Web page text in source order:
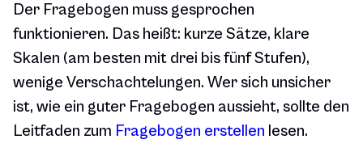
Der Fragebogen muss gesprochen
funktionieren. Das heißt: kurze Sätze, klare
Skalen (am besten mit drei bis fünf Stufen),
wenige Verschachtelungen. Wer sich unsicher
ist, wie ein guter Fragebogen aussieht, sollte den
Leitfaden zum Fragebogen erstellen lesen.